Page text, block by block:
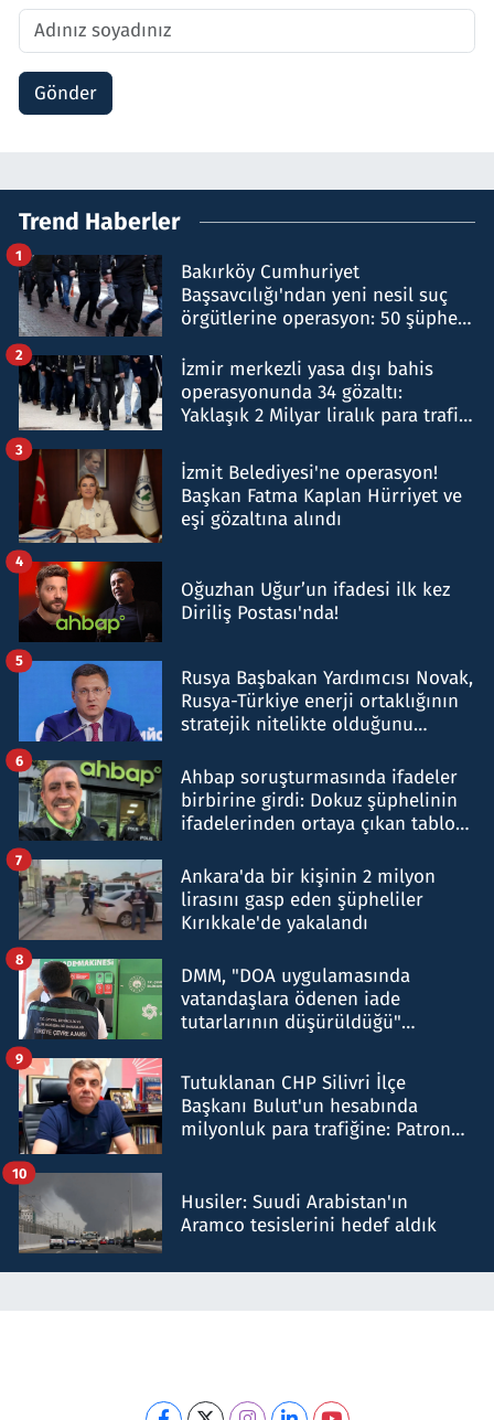
Gönder
Trend Haberler
Bakırköy Cumhuriyet
Başsavcılığı'ndan yeni nesil suç
örgütlerine operasyon: 50 şüpheli
1
İzmir merkezli yasa dışı bahis
operasyonunda 34 gözaltı:
Yaklaşık 2 Milyar liralık para trafiği
2
İzmit Belediyesi'ne operasyon!
Başkan Fatma Kaplan Hürriyet ve
eşi gözaltına alındı
3
Oğuzhan Uğur’un ifadesi ilk kez
Diriliş Postası'nda!
4
Rusya Başbakan Yardımcısı Novak,
Rusya-Türkiye enerji ortaklığının
stratejik nitelikte olduğunu
5
Ahbap soruşturmasında ifadeler
birbirine girdi: Dokuz şüphelinin
ifadelerinden ortaya çıkan tablo
6
Ankara'da bir kişinin 2 milyon
lirasını gasp eden şüpheliler
Kırıkkale'de yakalandı
7
DMM, "DOA uygulamasında
vatandaşlara ödenen iade
tutarlarının düşürüldüğü"
8
Tutuklanan CHP Silivri İlçe
Başkanı Bulut'un hesabında
milyonluk para trafiğine: Patron
9
Husiler: Suudi Arabistan'ın
Aramco tesislerini hedef aldık
10